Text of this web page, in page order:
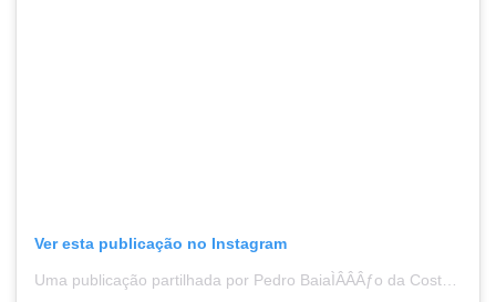
Ver esta publicação no Instagram